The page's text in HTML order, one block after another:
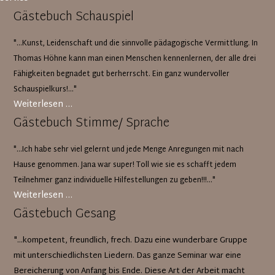
Gästebuch Schauspiel
"...Kunst, Leidenschaft und die sinnvolle pädagogische Vermittlung. In
Thomas Höhne kann man einen Menschen kennenlernen, der alle drei
Fähigkeiten begnadet gut berherrscht. Ein ganz wundervoller
Schauspielkurs!..."
Weiterlesen …
Schauspiel
Gästebuch Stimme/ Sprache
"...Ich habe sehr viel gelernt und jede Menge Anregungen mit nach
Hause genommen. Jana war super! Toll wie sie es schafft jedem
Teilnehmer ganz individuelle Hilfestellungen zu geben!!!..."
Weiterlesen …
Stimme/
Gästebuch Gesang
"...kompetent, freundlich, frech. Dazu eine wunderbare Gruppe
mit unterschiedlichsten Liedern. Das ganze Seminar war eine
Bereicherung von Anfang bis Ende. Diese Art der Arbeit macht